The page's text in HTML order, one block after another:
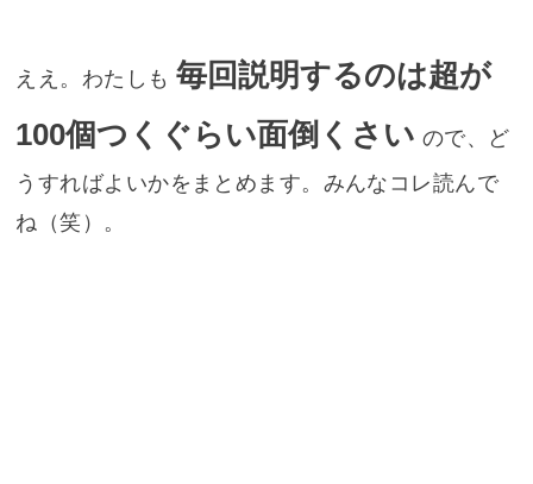
ええ。わたしも 毎回説明するのは超が
100個つくぐらい面倒くさい ので、ど
うすればよいかをまとめます。みんなコレ読んで
ね（笑）。